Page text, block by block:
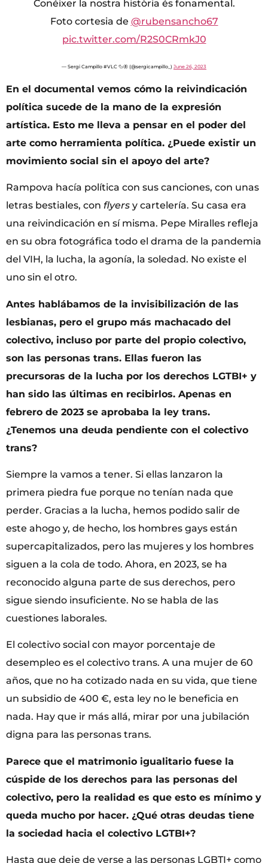
Conéixer la nostra història és fonamental.
Foto cortesia de @rubensancho67
pic.twitter.com/R2S0CRmkJ0
— Sergi Campillo #VLC 🦆🦋 (@sergicampillo_) June 26, 2023
En el documental vemos cómo la reivindicación
política sucede de la mano de la expresión
artística. Esto me lleva a pensar en el poder del
arte como herramienta política. ¿Puede existir un
movimiento social sin el apoyo del arte?
Rampova hacía política con sus canciones, con unas
letras bestiales, con flyers y cartelería. Su casa era
una reivindicación en sí misma. Pepe Miralles refleja
en su obra fotográfica todo el drama de la pandemia
del VIH, la lucha, la agonía, la soledad. No existe el
uno sin el otro.
Antes hablábamos de la invisibilización de las
lesbianas, pero el grupo más machacado del
colectivo, incluso por parte del propio colectivo,
son las personas trans. Ellas fueron las
precursoras de la lucha por los derechos LGTBI+ y
han sido las últimas en recibirlos. Apenas en
febrero de 2023 se aprobaba la ley trans.
¿Tenemos una deuda pendiente con el colectivo
trans?
Siempre la vamos a tener. Si ellas lanzaron la
primera piedra fue porque no tenían nada que
perder. Gracias a la lucha, hemos podido salir de
este ahogo y, de hecho, los hombres gays están
supercapitalizados, pero las mujeres y los hombres
siguen a la cola de todo. Ahora, en 2023, se ha
reconocido alguna parte de sus derechos, pero
sigue siendo insuficiente. No se habla de las
cuestiones laborales.
El colectivo social con mayor porcentaje de
desempleo es el colectivo trans. A una mujer de 60
años, que no ha cotizado nada en su vida, que tiene
un subsidio de 400 €, esta ley no le beneficia en
nada. Hay que ir más allá, mirar por una jubilación
digna para las personas trans.
Parece que el matrimonio igualitario fuese la
cúspide de los derechos para las personas del
colectivo, pero la realidad es que esto es mínimo y
queda mucho por hacer. ¿Qué otras deudas tiene
la sociedad hacia el colectivo LGTBI+?
Hasta que deje de verse a las personas LGBTI+ como